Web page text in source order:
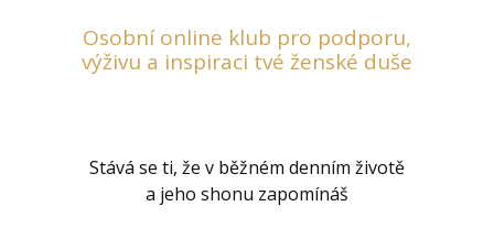
Osobní online klub pro podporu,
výživu a inspiraci tvé ženské duše
Stává se ti, že v běžném denním životě
a jeho shonu zapomínáš